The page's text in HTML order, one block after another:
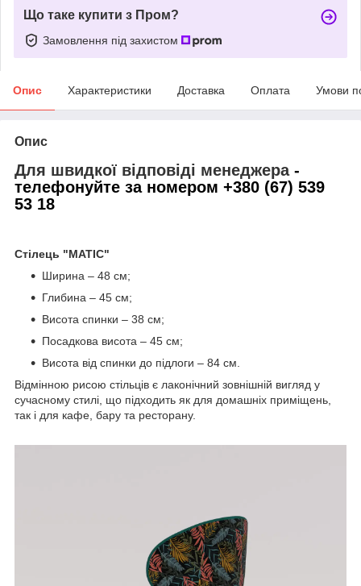
Що таке купити з Пром?
Замовлення під захистом
Опис Характеристики Доставка Оплата Умови
Опис
Для швидкої відповіді менеджера -
телефонуйте за номером +380 (67) 539
53 18
Стілець "МАТІС"
Ширина – 48 см;
Глибина – 45 см;
Висота спинки – 38 см;
Посадкова висота – 45 см;
Висота від спинки до підлоги – 84 см.
Відмінною рисою стільців є лаконічний зовнішній вигляд у
сучасному стилі, що підходить як для домашніх приміщень,
так і для кафе, бару та ресторану.